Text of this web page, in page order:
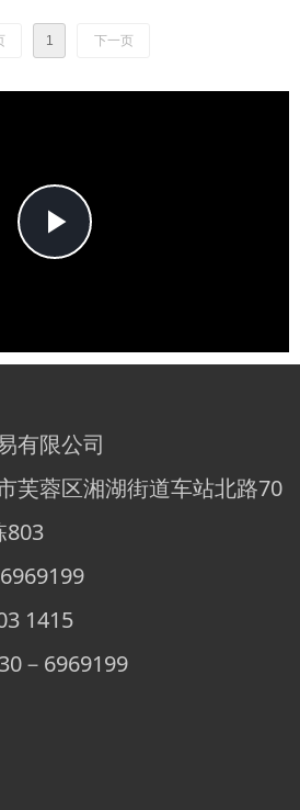
在条件最好的农场将生
1 下一页
Play
有限公司
芙蓉区湘湖街道车站北路70
803
1415
－6969199